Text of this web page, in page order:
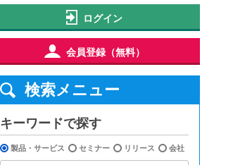
ログイン
会員登録（無料）
検索メニュー
キーワードで探す
製品・サービス セミナー リリース 会社